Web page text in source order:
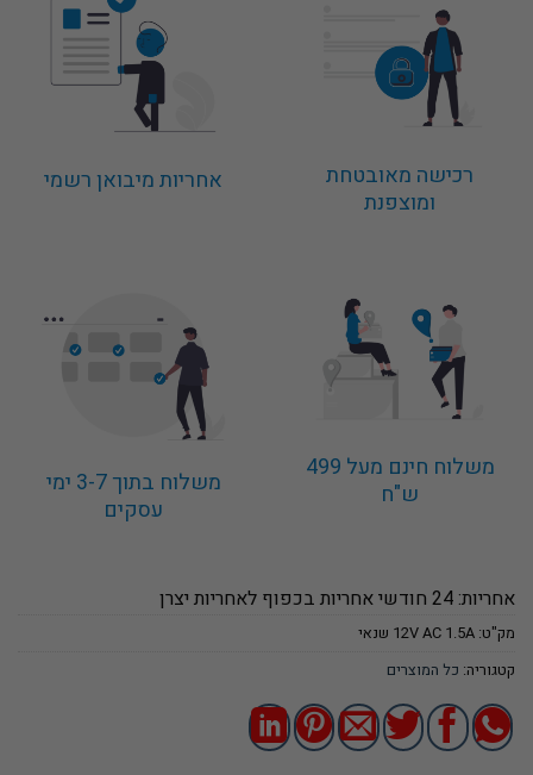
רכישה מאובטחת
ומוצפנת
אחריות מיבואן רשמי
משלוח חינם מעל 499
ש"ח
משלוח בתוך 3-7 ימי
עסקים
אחריות: 24 חודשי אחריות בכפוף לאחריות יצרן
מק"ט: 12V AC 1.5A שנאי
קטגוריה: כל המוצרים